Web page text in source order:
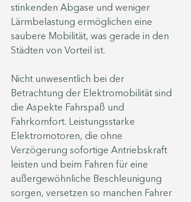
stinkenden Abgase und weniger
Lärmbelastung ermöglichen eine
saubere Mobilität, was gerade in den
Städten von Vorteil ist.
Nicht unwesentlich bei der
Betrachtung der Elektromobilität sind
die Aspekte Fahrspaß und
Fahrkomfort. Leistungsstarke
Elektromotoren, die ohne
Verzögerung sofortige Antriebskraft
leisten und beim Fahren für eine
außergewöhnliche Beschleunigung
sorgen, versetzen so manchen Fahrer